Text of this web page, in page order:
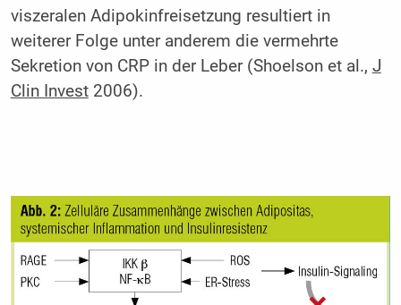
viszeralen Adipokinfreisetzung resultiert in
weiterer Folge unter anderem die vermehrte
Sekretion von CRP in der Leber (Shoelson et al., J
Clin Invest2006).